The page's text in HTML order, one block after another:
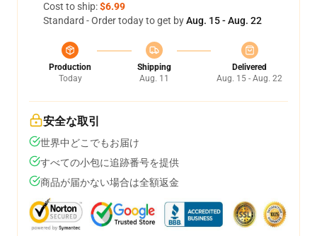
Cost to ship:$6.99
Standard - Order today to get byAug. 15 - Aug. 22
Production
Today
Shipping
Aug. 11
Delivered
Aug. 15 - Aug. 22
安全な取引
世界中どこでもお届け
すべての小包に追跡番号を提供
商品が届かない場合は全額返金